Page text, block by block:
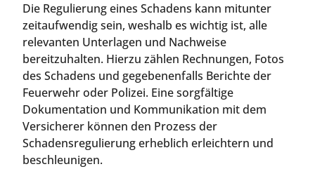
Die Regulierung eines Schadens kann mitunter
zeitaufwendig sein, weshalb es wichtig ist, alle
relevanten Unterlagen und Nachweise
bereitzuhalten. Hierzu zählen Rechnungen, Fotos
des Schadens und gegebenenfalls Berichte der
Feuerwehr oder Polizei. Eine sorgfältige
Dokumentation und Kommunikation mit dem
Versicherer können den Prozess der
Schadensregulierung erheblich erleichtern und
beschleunigen.